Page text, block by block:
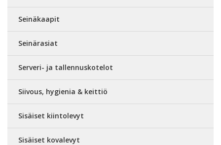
Seinäkaapit
Seinärasiat
Serveri- ja tallennuskotelot
Siivous, hygienia & keittiö
Sisäiset kiintolevyt
Sisäiset kovalevyt